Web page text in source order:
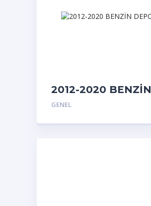
2012-2020 BENZİN
DEPOSU
GENEL